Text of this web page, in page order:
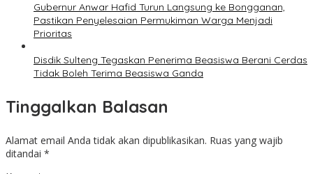
Gubernur Anwar Hafid Turun Langsung ke Bongganan,
Pastikan Penyelesaian Permukiman Warga Menjadi
Prioritas
Disdik Sulteng Tegaskan Penerima Beasiswa Berani Cerdas
Tidak Boleh Terima Beasiswa Ganda
Tinggalkan Balasan
Alamat email Anda tidak akan dipublikasikan. Ruas yang wajib
ditandai *